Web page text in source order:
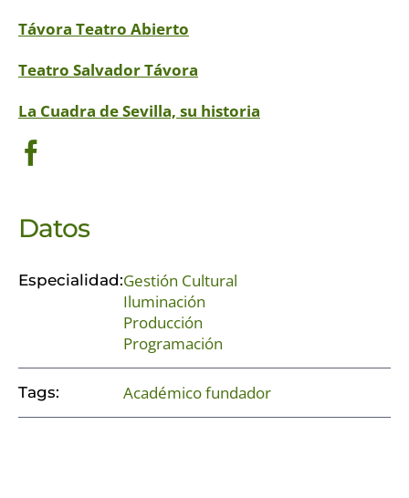
Távora Teatro Abierto
Teatro Salvador Távora
La Cuadra de Sevilla, su historia
Datos
Especialidad:Gestión Cultural
Iluminación
Producción
Programación
Tags: Académico fundador